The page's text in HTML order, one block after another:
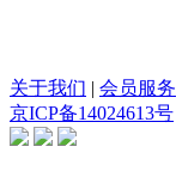
关于我们 | 会员服务
京ICP备14024613号